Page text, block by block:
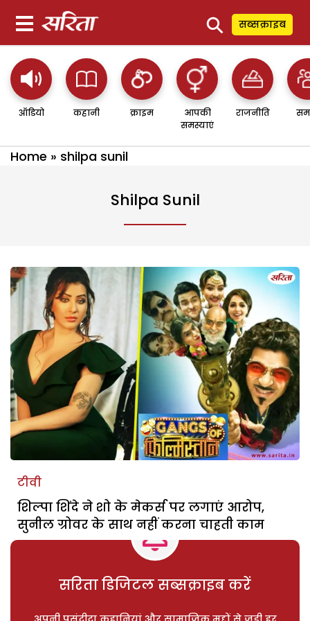
⚲ सब्सक्राइब
ऑडियो कहानी क्राइम
आपकी
समस्याएं
राजनीति
Home » shilpa sunil
Shilpa Sunil
टीवी
शिल्पा शिंदे ने शो के मेकर्स पर लगाएं आरोप,
सुनील ग्रोवर के साथ नहीं करना चाहती काम
सरिता डिजिटल सब्सक्राइब करें